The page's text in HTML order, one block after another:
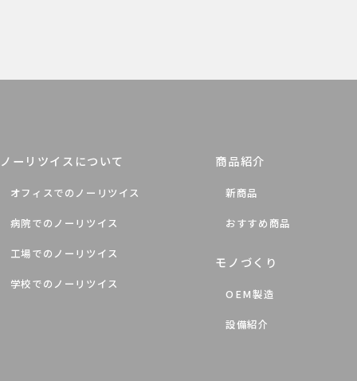
ノーリツイスについて
オフィスでのノーリツイス
病院でのノーリツイス
工場でのノーリツイス
学校でのノーリツイス
商品紹介
新商品
おすすめ商品
モノづくり
OEM製造
設備紹介